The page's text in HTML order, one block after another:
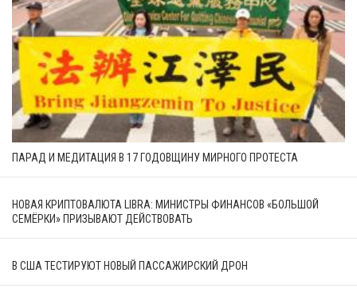
ПАРАД И МЕДИТАЦИЯ В 17 ГОДОВЩИНУ МИРНОГО ПРОТЕСТА
НОВАЯ КРИПТОВАЛЮТА LIBRA: МИНИСТРЫ ФИНАНСОВ «БОЛЬШОЙ
СЕМЁРКИ» ПРИЗЫВАЮТ ДЕЙСТВОВАТЬ
В США ТЕСТИРУЮТ НОВЫЙ ПАССАЖИРСКИЙ ДРОН